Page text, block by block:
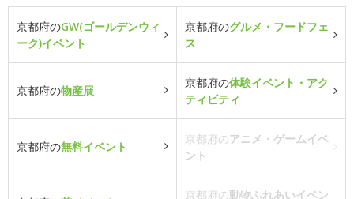
京都府のGW(ゴールデンウィ
ーク)イベント
京都府のグルメ・フードフェ
ス
京都府の物産展
京都府の体験イベント・アク
ティビティ
京都府の無料イベント
京都府のアニメ・ゲームイベ
ント
京都府の動物ふれあいイベン